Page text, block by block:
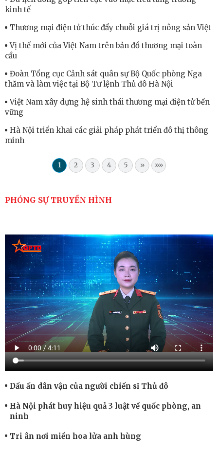
kinh tế
Thương mại điện tử thúc đẩy chuỗi giá trị nông sản Việt
Vị thế mới của Việt Nam trên bản đồ thương mại toàn
cầu
Đoàn Tổng cục Cảnh sát quân sự Bộ Quốc phòng Nga
thăm và làm việc tại Bộ Tư lệnh Thủ đô Hà Nội
Việt Nam xây dựng hệ sinh thái thương mại điện tử bền
vững
Hà Nội triển khai các giải pháp phát triển đô thị thông
minh
1 2 3 4 5 » »»
PHÓNG SỰ TRUYỀN HÌNH
Dấu ấn dân vận của người chiến sĩ Thủ đô
Hà Nội phát huy hiệu quả 3 luật về quốc phòng, an
ninh
Tri ân nơi miền hoa lửa anh hùng